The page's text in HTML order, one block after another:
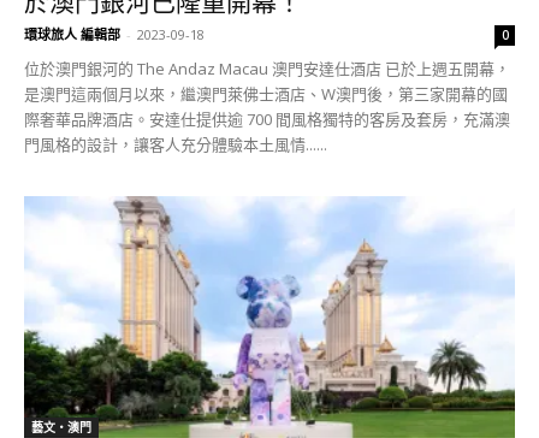
環球旅人 編輯部 - 2023-09-18 0
位於澳門銀河的 The Andaz Macau 澳門安達仕酒店 已於上週五開幕，
是澳門這兩個月以來，繼澳門萊佛士酒店、W澳門後，第三家開幕的國
際奢華品牌酒店。安達仕提供逾 700 間風格獨特的客房及套房，充滿澳
門風格的設計，讓客人充分體驗本土風情......
藝文‧澳門